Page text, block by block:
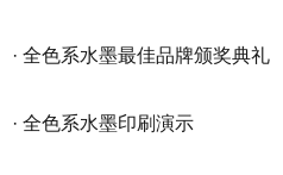
· 全色系水墨最佳品牌颁奖典礼
· 全色系水墨印刷演示